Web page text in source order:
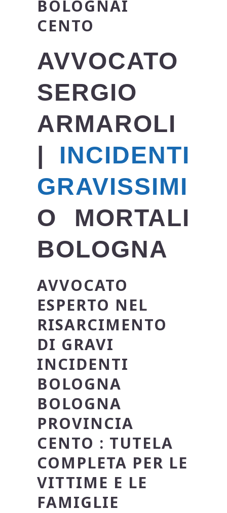
BOLOGNAI
CENTO
AVVOCATO
SERGIO
ARMAROLI
| INCIDENTI
GRAVISSIMI
O MORTALI
BOLOGNA
AVVOCATO
ESPERTO NEL
RISARCIMENTO
DI GRAVI
INCIDENTI
BOLOGNA
BOLOGNA
PROVINCIA
CENTO : TUTELA
COMPLETA PER LE
VITTIME E LE
FAMIGLIE